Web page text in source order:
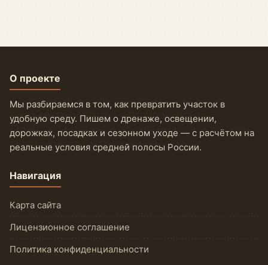
О проекте
Мы разбираемся в том, как превратить участок в
удобную среду. Пишем о дренаже, освещении,
дорожках, посадках и сезонном уходе — с расчётом на
реальные условия средней полосы России.
Навигация
Карта сайта
Лицензионное соглашение
Политика конфиденциальности